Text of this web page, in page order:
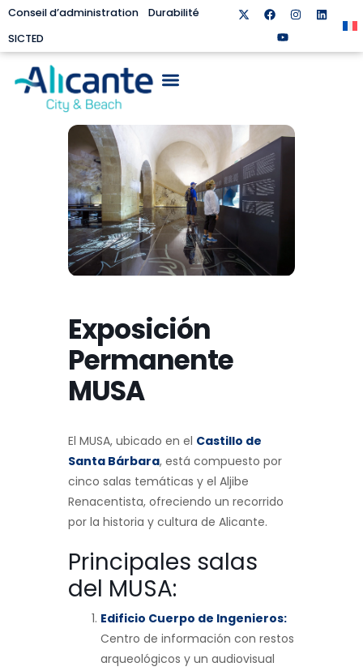
Conseil d’administration
Durabilité
SICTED
Exposición
Permanente
MUSA
El MUSA, ubicado en el Castillo de
Santa Bárbara, está compuesto por
cinco salas temáticas y el Aljibe
Renacentista, ofreciendo un recorrido
por la historia y cultura de Alicante.
Principales salas
del MUSA:
Edificio Cuerpo de Ingenieros:
Centro de información con restos
arqueológicos y un audiovisual